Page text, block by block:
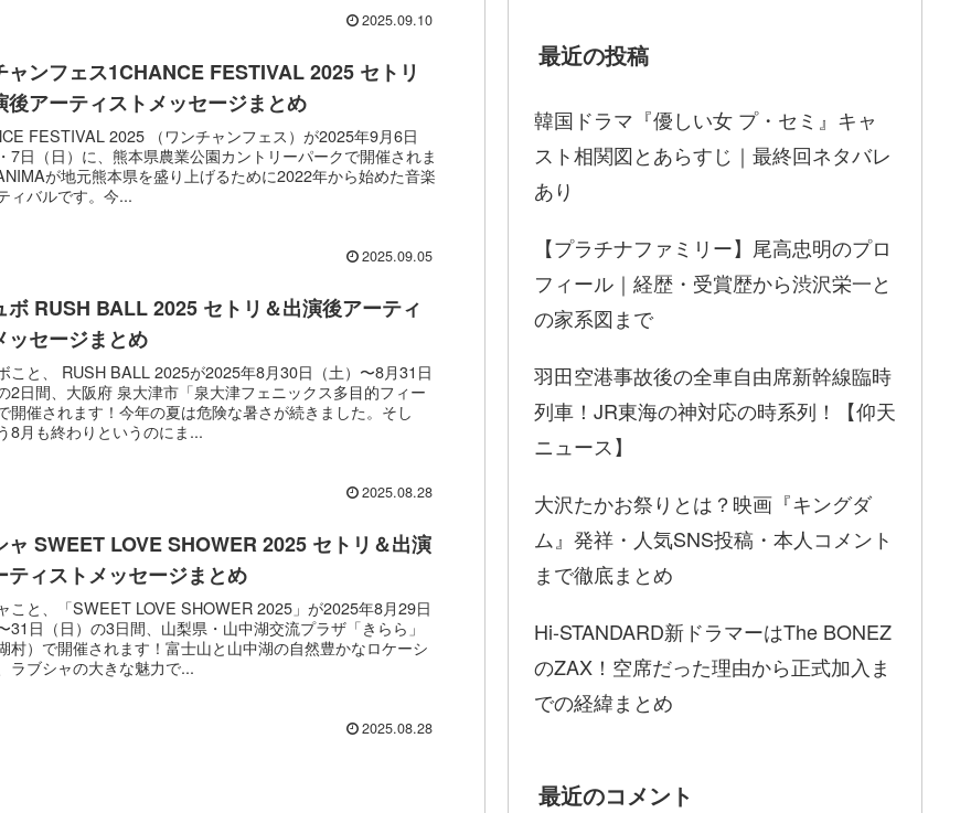
2025.09.10
ャンフェス1CHANCE FESTIVAL 2025 セトリ
後アーティストメッセージまとめ
FESTIVAL 2025 （ワンチャンフェス）が2025年9月6日
7日（日）に、熊本県農業公園カントリーパークで開催されま
が地元熊本県を盛り上げるために2022年から始めた音楽
ィバルです。今...
2025.09.05
ボ RUSH BALL 2025 セトリ＆出演後アーティ
ッセージまとめ
こと、 RUSH BALL 2025が2025年8月30日（土）〜8月31日
2日間、大阪府 泉大津市「泉大津フェニックス多目的フィー
開催されます！今年の夏は危険な暑さが続きました。そし
8月も終わりというのにま...
2025.08.28
ャ SWEET LOVE SHOWER 2025 セトリ＆出演
ティストメッセージまとめ
こと、「SWEET LOVE SHOWER 2025」が2025年8月29日
31日（日）の3日間、山梨県・山中湖交流プラザ「きらら」
村）で開催されます！富士山と山中湖の自然豊かなロケーシ
ラブシャの大きな魅力で...
2025.08.28
最近の投稿
韓国ドラマ『優しい女 プ・セミ』キャ
スト相関図とあらすじ｜最終回ネタバレ
あり
【プラチナファミリー】尾高忠明のプロ
フィール｜経歴・受賞歴から渋沢栄一と
の家系図まで
羽田空港事故後の全車自由席新幹線臨時
列車！JR東海の神対応の時系列！【仰天
ニュース】
大沢たかお祭りとは？映画『キングダ
ム』発祥・人気SNS投稿・本人コメント
まで徹底まとめ
Hi-STANDARD新ドラマーはThe BONEZ
のZAX！空席だった理由から正式加入ま
での経緯まとめ
最近のコメント